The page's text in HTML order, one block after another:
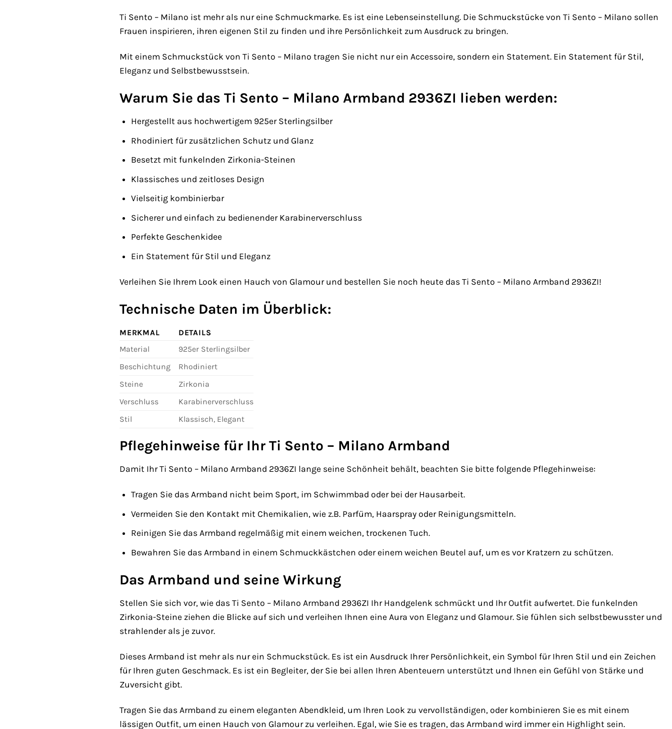
Ti Sento – Milano ist mehr als nur eine Schmuckmarke. Es ist eine Lebenseinstellung. Die Schmuckstücke von Ti Sento – Milano sollen
Frauen inspirieren, ihren eigenen Stil zu finden und ihre Persönlichkeit zum Ausdruck zu bringen.
Mit einem Schmuckstück von Ti Sento – Milano tragen Sie nicht nur ein Accessoire, sondern ein Statement. Ein Statement für Stil,
Eleganz und Selbstbewusstsein.
Warum Sie das Ti Sento – Milano Armband 2936ZI lieben werden:
Hergestellt aus hochwertigem 925er Sterlingsilber
Rhodiniert für zusätzlichen Schutz und Glanz
Besetzt mit funkelnden Zirkonia-Steinen
Klassisches und zeitloses Design
Vielseitig kombinierbar
Sicherer und einfach zu bedienender Karabinerverschluss
Perfekte Geschenkidee
Ein Statement für Stil und Eleganz
Verleihen Sie Ihrem Look einen Hauch von Glamour und bestellen Sie noch heute das Ti Sento – Milano Armband 2936ZI!
Technische Daten im Überblick:
MERKMAL
DETAILS
Material
925er Sterlingsilber
Beschichtung
Rhodiniert
Steine
Zirkonia
Verschluss
Karabinerverschluss
Stil
Klassisch, Elegant
Pflegehinweise für Ihr Ti Sento – Milano Armband
Damit Ihr Ti Sento – Milano Armband 2936ZI lange seine Schönheit behält, beachten Sie bitte folgende Pflegehinweise:
Tragen Sie das Armband nicht beim Sport, im Schwimmbad oder bei der Hausarbeit.
Vermeiden Sie den Kontakt mit Chemikalien, wie z.B. Parfüm, Haarspray oder Reinigungsmitteln.
Reinigen Sie das Armband regelmäßig mit einem weichen, trockenen Tuch.
Bewahren Sie das Armband in einem Schmuckkästchen oder einem weichen Beutel auf, um es vor Kratzern zu schützen.
Das Armband und seine Wirkung
Stellen Sie sich vor, wie das Ti Sento – Milano Armband 2936ZI Ihr Handgelenk schmückt und Ihr Outfit aufwertet. Die funkelnden
Zirkonia-Steine ziehen die Blicke auf sich und verleihen Ihnen eine Aura von Eleganz und Glamour. Sie fühlen sich selbstbewusster und
strahlender als je zuvor.
Dieses Armband ist mehr als nur ein Schmuckstück. Es ist ein Ausdruck Ihrer Persönlichkeit, ein Symbol für Ihren Stil und ein Zeichen
für Ihren guten Geschmack. Es ist ein Begleiter, der Sie bei allen Ihren Abenteuern unterstützt und Ihnen ein Gefühl von Stärke und
Zuversicht gibt.
Tragen Sie das Armband zu einem eleganten Abendkleid, um Ihren Look zu vervollständigen, oder kombinieren Sie es mit einem
lässigen Outfit, um einen Hauch von Glamour zu verleihen. Egal, wie Sie es tragen, das Armband wird immer ein Highlight sein.